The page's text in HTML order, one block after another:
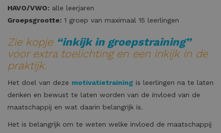
HAVO/VWO: alle leerjaren
Groepsgrootte: 1 groep van maximaal 15 leerlingen
Zie kopje “inkijk in groepstraining”
voor extra toelichting en een inkijk in de
praktijk.
Het doel van deze motivatietraining is leerlingen na te laten
denken en bewust te laten worden van de invloed van de
maatschappij en wat daarin belangrijk is.
Het is belangrijk om te weten welke invloed de maatschappij